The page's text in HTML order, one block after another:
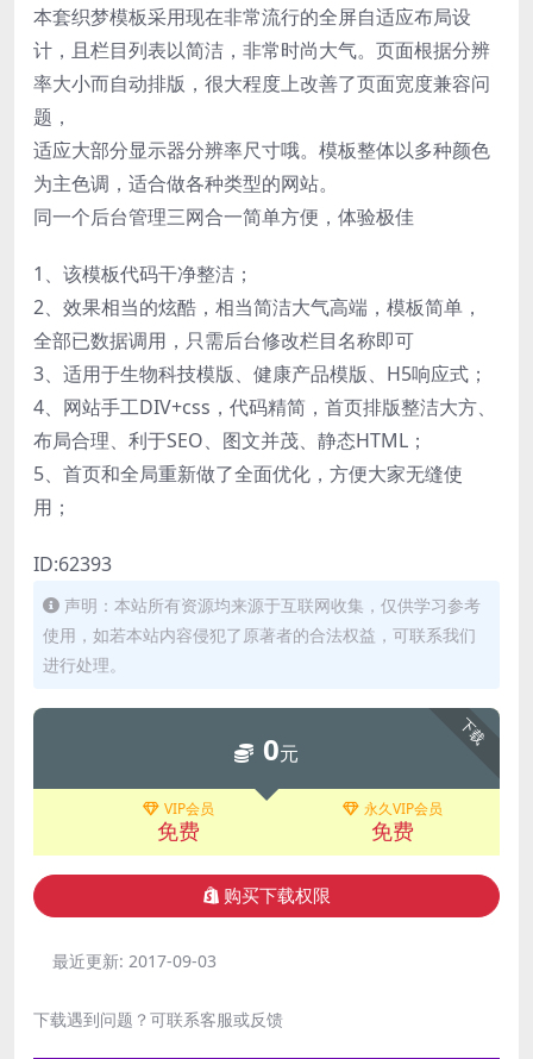
本套织梦模板采用现在非常流行的全屏自适应布局设
计，且栏目列表以简洁，非常时尚大气。页面根据分辨
率大小而自动排版，很大程度上改善了页面宽度兼容问
题，
适应大部分显示器分辨率尺寸哦。模板整体以多种颜色
为主色调，适合做各种类型的网站。
同一个后台管理三网合一简单方便，体验极佳
1、该模板代码干净整洁；
2、效果相当的炫酷，相当简洁大气高端，模板简单，
全部已数据调用，只需后台修改栏目名称即可
3、适用于生物科技模版、健康产品模版、H5响应式；
4、网站手工DIV+css，代码精简，首页排版整洁大方、
布局合理、利于SEO、图文并茂、静态HTML；
5、首页和全局重新做了全面优化，方便大家无缝使
用；
ID:62393
声明：本站所有资源均来源于互联网收集，仅供学习参考
使用，如若本站内容侵犯了原著者的合法权益，可联系我们
进行处理。
下载
0元
VIP会员
免费
永久VIP会员
免费
购买下载权限
最近更新: 2017-09-03
下载遇到问题？可联系客服或反馈